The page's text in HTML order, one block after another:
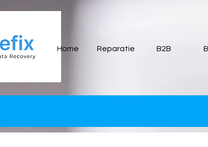
Home Reparatie B2B